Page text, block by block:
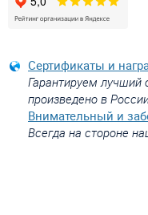
Сертификаты и
Гарантируем
произведено в
Внимательный и
Всегда на стороне